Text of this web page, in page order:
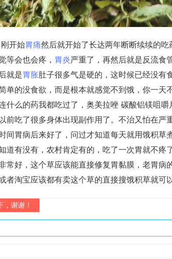
开始胃痛然后就开始了长达两年断断续续的
等会也会疼， 胃炎严重了，再然后就是反流食
就是胃胀肚子很多气是硬的，这时候已经没有
单的没食欲，而是根本就感觉不到饿，你一天
什么的药我都吃过了，奥美拉唑 碳酸铝镁咀
前吃了很多身体出现副作用了。不治又怕在严
间胃病后来好了，问过才知道每天就用饿积草
道有没有，农村肯定有的，吃了一次胃就不疼
常好，这个草应该能直接修复胃黏膜，老胃病
者淘宝应该都有卖这个草的直接搜饿积草就可
，谢谢！